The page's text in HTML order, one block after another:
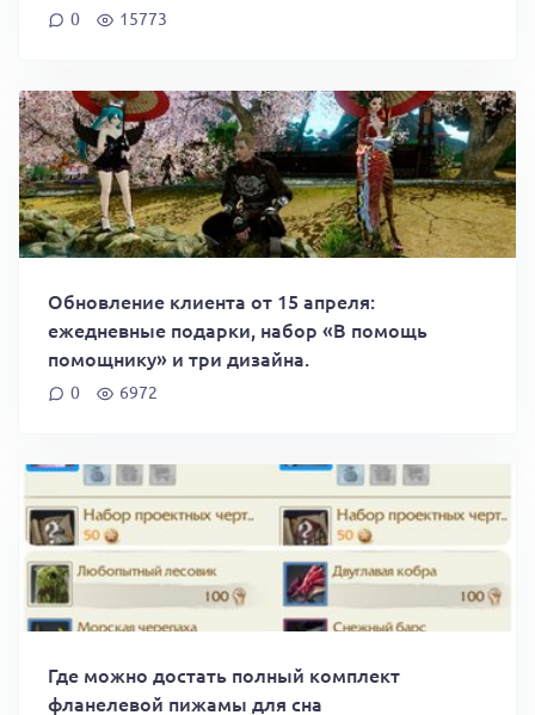
0 15773
Обновление клиента от 15 апреля:
ежедневные подарки, набор «В помощь
помощнику» и три дизайна.
0 6972
Где можно достать полный комплект
фланелевой пижамы для сна